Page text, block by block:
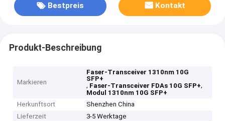
Bestpreis Kontakt
Produkt-Beschreibung
Markieren
Faser-Transceiver 1310nm 10G
SFP+
, Faser-Transceiver FDAs 10G SFP+,
Modul 1310nm 10G SFP+
Herkunftsort
Shenzhen China
Lieferzeit
3-5 Werktage